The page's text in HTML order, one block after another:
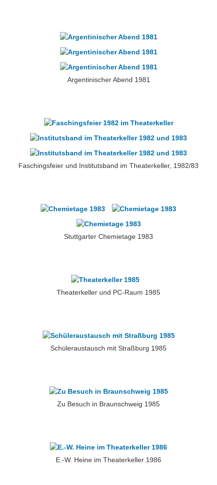
Argentinischer Abend 1981
Faschingsfeier und Institutsband im Theaterkeller, 1982/83
Stuttgarter Chemietage 1983
Theaterkeller und PC-Raum 1985
Schüleraustausch mit Straßburg 1985
Zu Besuch in Braunschweig 1985
E.-W. Heine im Theaterkeller 1986